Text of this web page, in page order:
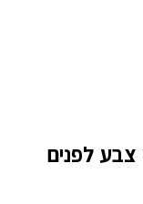
צבע לפנים